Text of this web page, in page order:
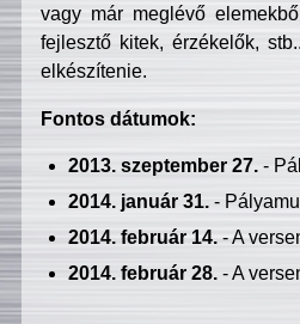
vagy már meglévő
fejlesztő kitek, érzékelők,
elkészítenie.
Fontos dátumok:
2013. szeptember 27.-
2014. január 31.-
2014. február 14.- A
2014. február 28.- A